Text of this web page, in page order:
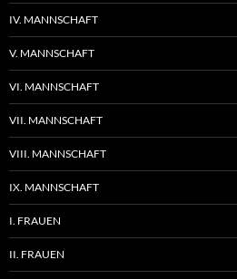
IV. MANNSCHAFT
V. MANNSCHAFT
VI. MANNSCHAFT
VII. MANNSCHAFT
VIII. MANNSCHAFT
IX. MANNSCHAFT
I. FRAUEN
II. FRAUEN